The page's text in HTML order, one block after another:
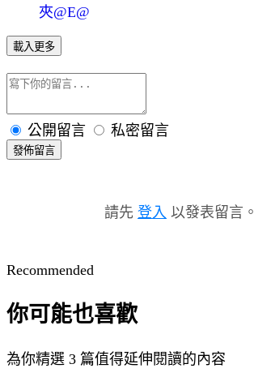
夾@E@
載入更多
公開留言 私密留言
發佈留言
請先 登入 以發表留言。
Recommended
你可能也喜歡
為你精選 3 篇值得延伸閱讀的內容